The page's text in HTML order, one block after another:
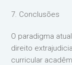
7. Conclusões
O paradigma
direito
curricular